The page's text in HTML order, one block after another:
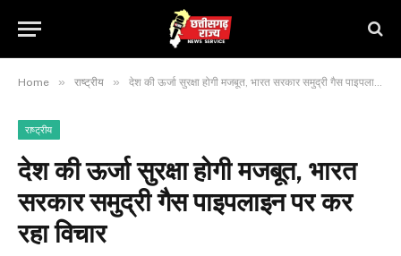
Home » राष्ट्रीय » देश की ऊर्जा सुरक्षा होगी मजबूत, भारत सरकार समुद्री गैस पाइपलाइन पर कर रहा विचार
राष्ट्रीय
देश की ऊर्जा सुरक्षा होगी मजबूत, भारत
सरकार समुद्री गैस पाइपलाइन पर कर
रहा विचार